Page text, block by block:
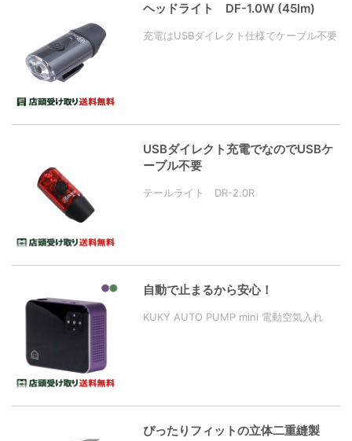
ヘッドライト DF-1.0W (45lm)
充電はUSBダイレクト仕様でケーブル不要
USBダイレクト充電でなのでUSBケ
ーブル不要
テールライト DR-2.0R
自動で止まるから安心！
KUKY AUTO PUMP mini 電動空気入れ
ぴったりフィットの立体二重縫製